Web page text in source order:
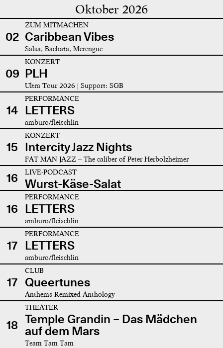
Oktober 2026
02
ZUM MITMACHEN
Caribbean Vibes
Salsa, Bachata, Merengue
09
KONZERT
PLH
Ultra Tour 2026 | Support: SGB
14
PERFORMANCE
LETTERS
amburo/fleischlin
15
KONZERT
Intercity Jazz Nights
FAT MAN JAZZ – The caliber of Peter Herbolzheimer
16 LIVE-PODCAST
Wurst-Käse-Salat
16
PERFORMANCE
LETTERS
amburo/fleischlin
17
PERFORMANCE
LETTERS
amburo/fleischlin
17
CLUB
Queertunes
Anthems Remixed Anthology
18
THEATER
Temple Grandin – Das Mädchen
auf dem Mars
Team Tam Tam